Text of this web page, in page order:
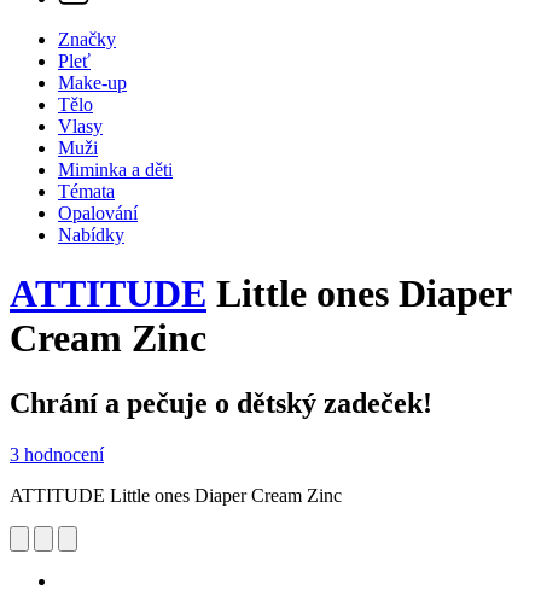
Značky
Pleť
Make-up
Tělo
Vlasy
Muži
Miminka a děti
Témata
Opalování
Nabídky
ATTITUDE Little ones Diaper
Cream Zinc
Chrání a pečuje o dětský zadeček!
3 hodnocení
ATTITUDE Little ones Diaper Cream Zinc